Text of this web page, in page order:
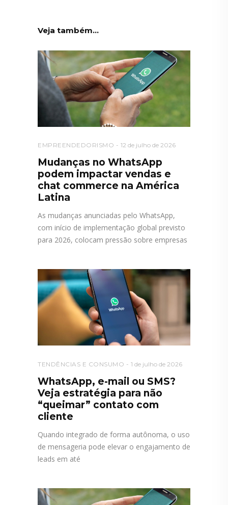
Veja também...
EMPREENDEDORISMO 12 de julho de 2026
Mudanças no WhatsApp
podem impactar vendas e
chat commerce na América
Latina
As mudanças anunciadas pelo WhatsApp,
com início de implementação global previsto
para 2026, colocam pressão sobre empresas
TENDÊNCIAS E CONSUMO 1 de julho de 2026
WhatsApp, e-mail ou SMS?
Veja estratégia para não
“queimar” contato com
cliente
Quando integrado de forma autônoma, o uso
de mensageria pode elevar o engajamento de
leads em até